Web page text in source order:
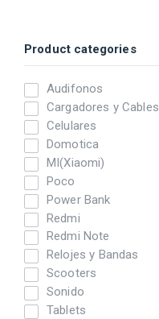
Product categories
Audifonos
Cargadores y Cables
Celulares
Domotica
MI(Xiaomi)
Poco
Power Bank
Redmi
Redmi Note
Relojes y Bandas
Scooters
Sonido
Tablets